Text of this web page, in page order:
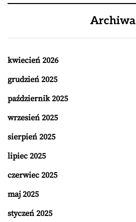
Archiwa
kwiecień 2026
grudzień 2025
październik 2025
wrzesień 2025
sierpień 2025
lipiec 2025
czerwiec 2025
maj 2025
styczeń 2025